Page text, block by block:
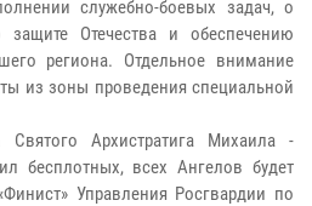
служебно-боевых задач, о
Отечества и обеспечению
региона. Отдельное внимание
из зоны проведения специальной
Архистратига Михаила -
бесплотных, всех Ангелов будет
Управления Росгвардии по